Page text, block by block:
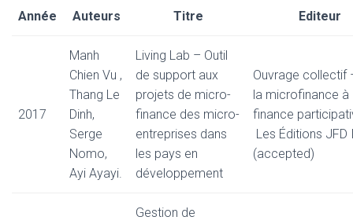
Année Auteurs Titre Editeur
2017
Manh
Chien Vu ,
Thang Le
Dinh,
Serge
Nomo,
Ayi Ayayi.
Living Lab – Outil
de support aux
projets de micro-
finance des micro-
entreprises dans
les pays en
développement
Ouvrage collectif
la microfinance à
finance
Les Éditions JFD
(accepted)
Gestion de